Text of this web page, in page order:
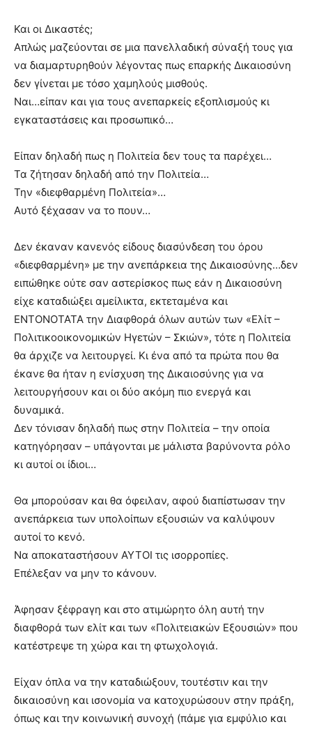
Και οι Δικαστές;
Απλώς μαζεύονται σε μια πανελλαδική σύναξή τους για
να διαμαρτυρηθούν λέγοντας πως επαρκής Δικαιοσύνη
δεν γίνεται με τόσο χαμηλούς μισθούς.
Ναι…είπαν και για τους ανεπαρκείς εξοπλισμούς κι
εγκαταστάσεις και προσωπικό…
Είπαν δηλαδή πως η Πολιτεία δεν τους τα παρέχει…
Τα ζήτησαν δηλαδή από την Πολιτεία…
Την «διεφθαρμένη Πολιτεία»…
Αυτό ξέχασαν να το πουν…
Δεν έκαναν κανενός είδους διασύνδεση του όρου
«διεφθαρμένη» με την ανεπάρκεια της Δικαιοσύνης…δεν
ειπώθηκε ούτε σαν αστερίσκος πως εάν η Δικαιοσύνη
είχε καταδιώξει αμείλικτα, εκτεταμένα και
ΕΝΤΟΝΟΤΑΤΑ την Διαφθορά όλων αυτών των «Ελίτ –
Πολιτικοοικονομικών Ηγετών – Σκιών», τότε η Πολιτεία
θα άρχιζε να λειτουργεί. Κι ένα από τα πρώτα που θα
έκανε θα ήταν η ενίσχυση της Δικαιοσύνης για να
λειτουργήσουν και οι δύο ακόμη πιο ενεργά και
δυναμικά.
Δεν τόνισαν δηλαδή πως στην Πολιτεία – την οποία
κατηγόρησαν – υπάγονται με μάλιστα βαρύνοντα ρόλο
κι αυτοί οι ίδιοι…
Θα μπορούσαν και θα όφειλαν, αφού διαπίστωσαν την
ανεπάρκεια των υπολοίπων εξουσιών να καλύψουν
αυτοί το κενό.
Να αποκαταστήσουν ΑΥΤΟΙ τις ισορροπίες.
Επέλεξαν να μην το κάνουν.
Άφησαν ξέφραγη και στο ατιμώρητο όλη αυτή την
διαφθορά των ελίτ και των «Πολιτειακών Εξουσιών» που
κατέστρεψε τη χώρα και τη φτωχολογιά.
Είχαν όπλα να την καταδιώξουν, τουτέστιν και την
δικαιοσύνη και ισονομία να κατοχυρώσουν στην πράξη,
όπως και την κοινωνική συνοχή (πάμε για εμφύλιο και